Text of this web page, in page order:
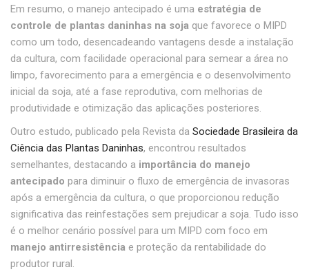
Em resumo, o manejo antecipado é uma estratégia de
controle de plantas daninhas na soja que favorece o MIPD
como um todo, desencadeando vantagens desde a instalação
da cultura, com facilidade operacional para semear a área no
limpo, favorecimento para a emergência e o desenvolvimento
inicial da soja, até a fase reprodutiva, com melhorias de
produtividade e otimização das aplicações posteriores.
Outro estudo, publicado pela Revista da Sociedade Brasileira da
Ciência das Plantas Daninhas, encontrou resultados
semelhantes, destacando a importância do manejo
antecipado para diminuir o fluxo de emergência de invasoras
após a emergência da cultura, o que proporcionou redução
significativa das reinfestações sem prejudicar a soja. Tudo isso
é o melhor cenário possível para um MIPD com foco em
manejo antirresistência e proteção da rentabilidade do
produtor rural.